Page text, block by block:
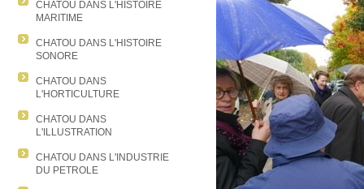
CHATOU DANS L'HISTOIRE
MARITIME
CHATOU DANS L'HISTOIRE
SONORE
CHATOU DANS
L'HORTICULTURE
CHATOU DANS
L'ILLUSTRATION
CHATOU DANS L'INDUSTRIE
DU PETROLE